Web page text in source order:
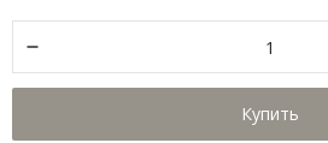
Купить